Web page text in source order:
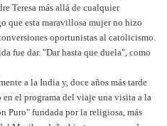
Teresa más allá de cualquier
que esta maravillosa mujer no hizo
oportunistas al catolicismo.
fue dar. "Dar hasta que duela", como
a la India y, doce años más tarde
el programa del viaje una visita a la
Puro" fundada por la religiosa, más